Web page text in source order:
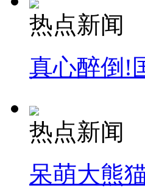
热点新闻
真心醉倒!
热点新闻
呆萌大熊